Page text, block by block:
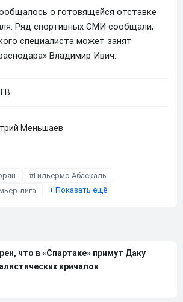
о готовящейся отставке
Ряд спортивных СМИ сообщали,
специалиста может занят
Владимир Ивич.
Меньшаев
Гильермо Абаскаль
лига
+ Показать ещё
что в «Спартаке» примут Даку
кричалок